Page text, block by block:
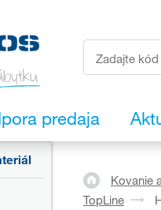
predaja
Kovanie
TopLine